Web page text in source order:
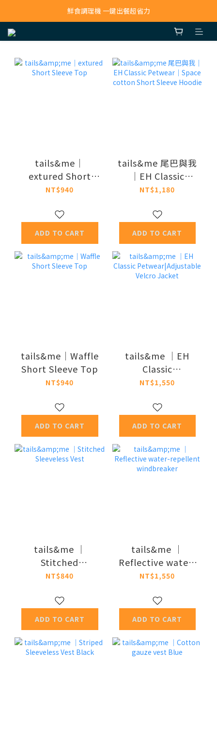
寵物吸毛機 吸毛清淨抗敏一次搞定
鮮食調理機 一鍵出餐超省力
tails&me｜
extured Short
Sleeve Top
NT$940
ADD TO CART
tails&me 尾巴與我
｜EH Classic
Petwear｜Space
Sleeve Hoodie
NT$1,180
ADD TO CART
tails&me｜Waffle
Short Sleeve Top
NT$940
ADD TO CART
tails&me ｜EH
Classic
Petwear|Adjustable
NT$1,550
ADD TO CART
tails&me ｜
Stitched
Sleeveless Vest
NT$840
ADD TO CART
tails&me ｜
Reflective water-
repellent
NT$1,550
ADD TO CART